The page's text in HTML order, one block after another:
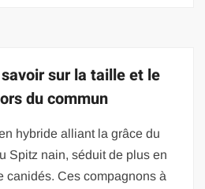
sur la taille et le
du commun
hybride alliant la grâce du
Spitz nain, séduit de plus en
canidés. Ces compagnons à